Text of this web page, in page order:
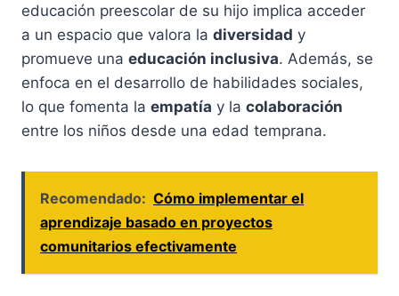
educación preescolar de su hijo implica acceder
a un espacio que valora la diversidad y
promueve una educación inclusiva. Además, se
enfoca en el desarrollo de habilidades sociales,
lo que fomenta la empatía y la colaboración
entre los niños desde una edad temprana.
Recomendado: Cómo implementar el
aprendizaje basado en proyectos
comunitarios efectivamente